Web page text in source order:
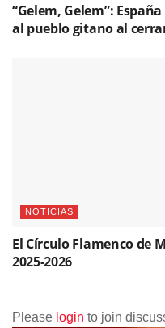
“Gelem, Gelem”:
al pueblo gitano al
NOTICIAS
El Círculo Flamenco de
2025-2026
Please login to join